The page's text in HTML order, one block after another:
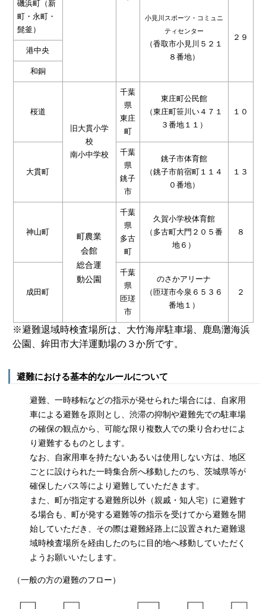
磯浜町（新
町・永町・
髭釜）
小見川スポーツ・コミュニ
ティセンター
（香取市小見川５２１
８番地）
２９
港中央
和銅
桜道
旧大貫小学
校
南小中学校
千葉
県
東庄
町
東庄町公民館
（東庄町笹川い４７１
３番地１１）
１０
大貫町
千葉
県
銚子
市
銚子市体育館
（銚子市前宿町１１４
０番地）
１３
神山町
町農業
会館
総合運
動公園
千葉
県
多古
町
久賀小学校体育館
（多古町大門２０５番
地６）
８
成田町
千葉
県
匝瑳
市
のさかアリーナ
（匝瑳市今泉６５３６
番地１）
２
※避難退域時検査場所は、大竹海岸駐車場、鹿島灘海浜
公園、鉾田市大洋運動場の３か所です。
避難における基本的なルールについて
避難、一時移転などの指示が発せられた場合には、自家用
車による避難を原則とし、渋滞の抑制や避難先での駐車場
の確保の観点から、可能な限り複数人での乗り合わせによ
り避難するものとします。
なお、自家用車を持たないあるいは使用しない方は、地区
ごとに設けられた一時集合所へ移動したのち、茨城県等が
確保したバス等により避難していただきます。
また、町が指定する避難所以外（親戚・知人宅）に避難す
る場合も、町が発する避難等の指示を受けてから避難を開
始していただき、その際は避難経路上に設置された避難退
域時検査場所を経由したのちに目的地へ移動していただく
ようお願いいたします。
（一般の方の避難のフロー）